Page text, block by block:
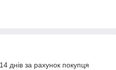
днів за рахунок покупця